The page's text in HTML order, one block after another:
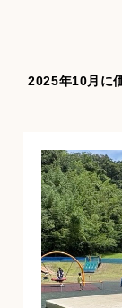
2025年10月に